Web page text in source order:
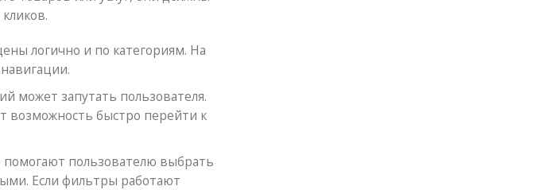
логично и по категориям. На
может запутать пользователя.
возможность быстро перейти к
пользователю выбрать
Если фильтры работают